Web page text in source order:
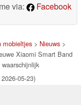
via:
Facebook
mobieltjes> Nieuws>
Xiaomi Smart Band
05-23)